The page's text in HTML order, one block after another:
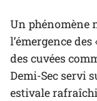
Un phénomène
l’émergence
des cuvées
Demi-Sec servi
estivale